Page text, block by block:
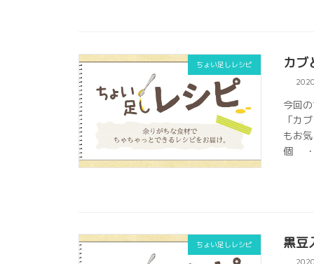
ちょい足しレシピ カブ
今回
「カ
もお
個 ・
ちょい足しレシピ 黒豆